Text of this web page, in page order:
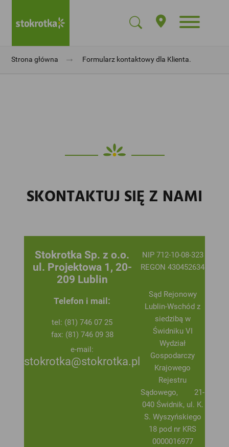
Strona główna → Formularz kontaktowy dla Klienta.
SKONTAKTUJ SIĘ Z NAMI
Stokrotka Sp. z o.o.
ul. Projektowa 1, 20-
209 Lublin
Telefon i mail:
tel: (81) 746 07 25
fax: (81) 746 09 38
e-mail:
stokrotka@stokrotka.pl
NIP 712-10-08-323
REGON 430452634
Sąd Rejonowy
Lublin-Wschód z
siedzibą w
Świdniku VI
Wydział
Gospodarczy
Krajowego
Rejestru
Sądowego, 21-
040 Świdnik, ul. K.
S. Wyszyńskiego
18 pod nr KRS
0000016977